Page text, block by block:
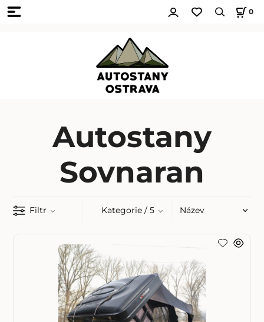
0
Autostany
Sovnaran
Filtr Kategorie / 5